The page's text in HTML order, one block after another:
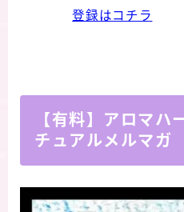
登録はコチラ
【有料】アロマハ
チュアルメルマガ